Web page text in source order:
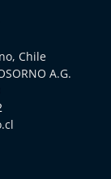
Chile
A.G.